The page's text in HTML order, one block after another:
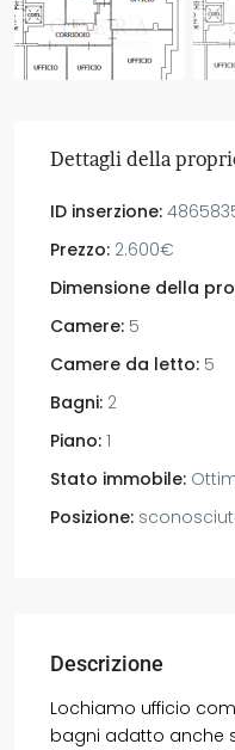
Dettagli della
ID inserzione:
Prezzo: 2.600€
Dimensione della
Camere: 5
Camere da letto: 5
Bagni: 2
Piano: 1
Stato immobile:
Posizione:
Descrizione
Lochiamo ufficio
bagni adatto anche